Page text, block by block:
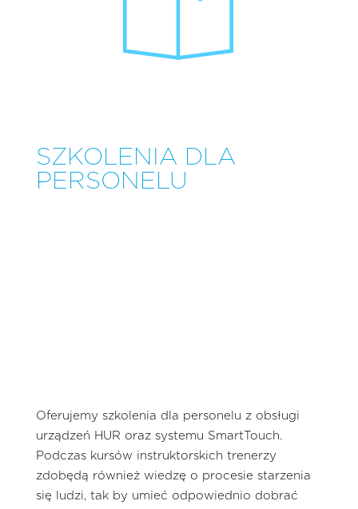
SZKOLENIA DLA
PERSONELU
Oferujemy szkolenia dla personelu z obsługi
urządzeń HUR oraz systemu SmartTouch.
Podczas kursów instruktorskich trenerzy
zdobędą również wiedzę o procesie starzenia
się ludzi, tak by umieć odpowiednio dobrać